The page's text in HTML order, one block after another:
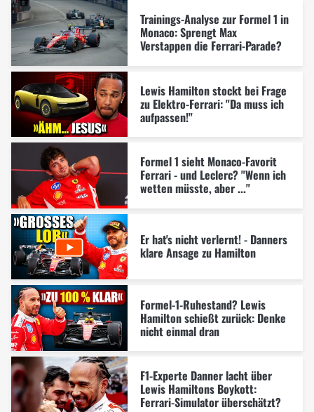
Trainings-Analyse zur Formel 1 in
Monaco: Sprengt Max
Verstappen die Ferrari-Parade?
Lewis Hamilton stockt bei Frage
zu Elektro-Ferrari: "Da muss ich
aufpassen!"
Formel 1 sieht Monaco-Favorit
Ferrari - und Leclerc? "Wenn ich
wetten müsste, aber ..."
Er hat's nicht verlernt! - Danners
klare Ansage zu Hamilton
Formel-1-Ruhestand? Lewis
Hamilton schießt zurück: Denke
nicht einmal dran
F1-Experte Danner lacht über
Lewis Hamiltons Boykott:
Ferrari-Simulator überschätzt?